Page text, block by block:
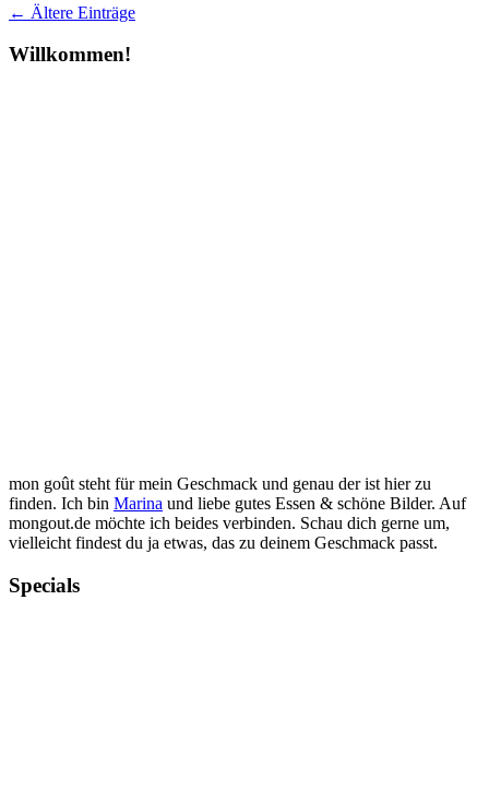
← Ältere Einträge
Willkommen!
mon goût steht für mein Geschmack und genau der ist hier zu
finden. Ich bin Marina und liebe gutes Essen & schöne Bilder. Auf
mongout.de möchte ich beides verbinden. Schau dich gerne um,
vielleicht findest du ja etwas, das zu deinem Geschmack passt.
Specials